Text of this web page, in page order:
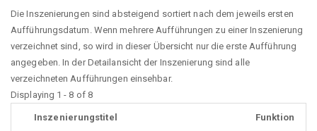
Die Inszenierungen sind absteigend sortiert nach dem jeweils ersten
Aufführungsdatum. Wenn mehrere Aufführungen zu einer Inszenierung
verzeichnet sind, so wird in dieser Übersicht nur die erste Aufführung
angegeben. In der Detailansicht der Inszenierung sind alle
verzeichneten Aufführungen einsehbar.
Displaying 1 - 8 of 8
Inszenierungstitel Funktion